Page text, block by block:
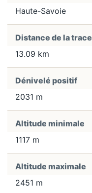
Haute-Savoie
Distance de la trace
13.09 km
Dénivelé positif
2031 m
Altitude minimale
1117 m
Altitude maximale
2451 m